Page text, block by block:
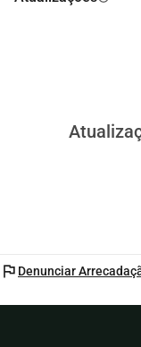
flag Denunciar